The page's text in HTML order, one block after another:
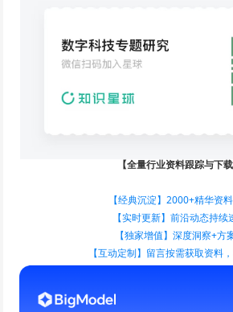
【全量行业资料跟踪与下载
【经典沉淀】2000+精华资
【实时更新】前沿动态持续
【独家增值】深度洞察+方
【互动定制】留言按需获取资料